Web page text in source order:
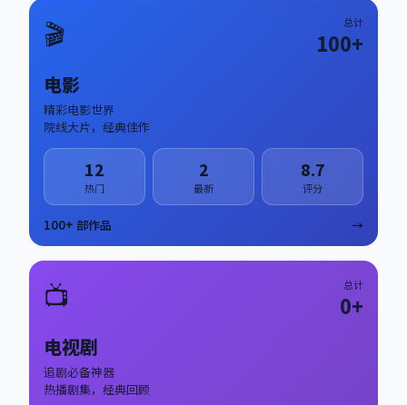
🎬 总计
100+
电影
精彩电影世界
院线大片，经典佳作
12
热门
2
最新
8.7
评分
100+ 部作品 →
📺 总计
0+
电视剧
追剧必备神器
热播剧集，经典回顾